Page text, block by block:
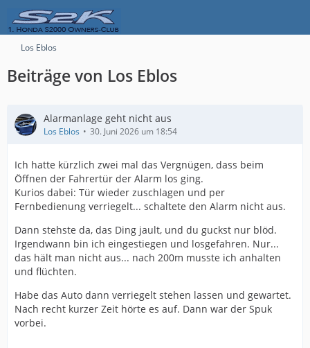
Los Eblos
Beiträge von Los Eblos
Alarmanlage geht nicht aus
Los Eblos 30. Juni 2026 um 18:54
Ich hatte kürzlich zwei mal das Vergnügen, dass beim
Öffnen der Fahrertür der Alarm los ging.
Kurios dabei: Tür wieder zuschlagen und per
Fernbedienung verriegelt... schaltete den Alarm nicht aus.
Dann stehste da, das Ding jault, und du guckst nur blöd.
Irgendwann bin ich eingestiegen und losgefahren. Nur...
das hält man nicht aus... nach 200m musste ich anhalten
und flüchten.
Habe das Auto dann verriegelt stehen lassen und gewartet.
Nach recht kurzer Zeit hörte es auf. Dann war der Spuk
vorbei.